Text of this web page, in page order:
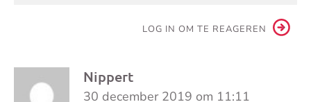
LOG IN OM TE REAGEREN
Nippert
30 december 2019 om 11:11